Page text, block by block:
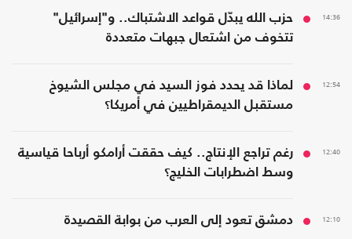
14:36
حزب الله يبدّل قواعد الاشتباك.. و"إسرائيل"
تتخوف من اشتعال جبهات متعددة
12:54
لماذا قد يحدد فوز السيد في مجلس الشيوخ
مستقبل الديمقراطيين في أمريكا؟
12:40
رغم تراجع الإنتاج.. كيف حققت أرامكو أرباحا قياسية
وسط اضطرابات الخليج؟
12:10 دمشق تعود إلى العرب من بوابة القصيدة